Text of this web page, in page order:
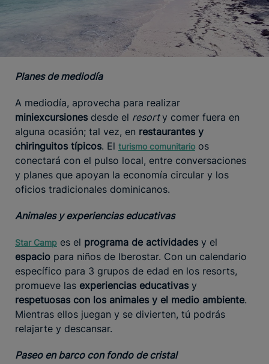
Planes de mediodía
A mediodía, aprovecha para realizar
miniexcursiones desde el resorty comer fuera en
alguna ocasión; tal vez, en restaurantes y
chiringuitos típicos. El turismo comunitario os
conectará con el pulso local, entre conversaciones
y planes que apoyan la economía circular y los
oficios tradicionales dominicanos.
Animales y experiencias educativas
Star Camp es el programa de actividades y el
espacio para niños de Iberostar. Con un calendario
específico para 3 grupos de edad en los resorts,
promueve las experiencias educativas y
respetuosas con los animales y el medio ambiente.
Mientras ellos juegan y se divierten, tú podrás
relajarte y descansar.
Paseo en barco con fondo de cristal